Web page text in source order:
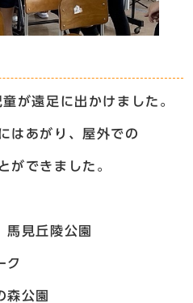
が遠足に出かけました。
はあがり、屋外での
ができました。
見丘陵公園
ク
公園